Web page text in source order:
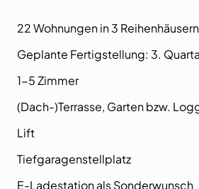
22 Wohnungen in 3 Reihenhäusern
Geplante Fertigstellung: 3.
1-5 Zimmer
(Dach-)Terrasse, Garten bzw.
Lift
Tiefgaragenstellplatz
E-Ladestation als Sonderwunsch